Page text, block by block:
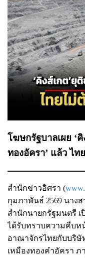
โฆษกรัฐบาลเผย ‘
ทองอัครา’ แล้ว ไท
สำนักข่าวอิศรา (
กุมภาพันธ์ 2569 นาง
สำนักนายกรัฐมนตรี
ได้รับทราบความคืบห
อาณาจักรไทยกับบริษัท
เหมืองทองคำอัครา ภ